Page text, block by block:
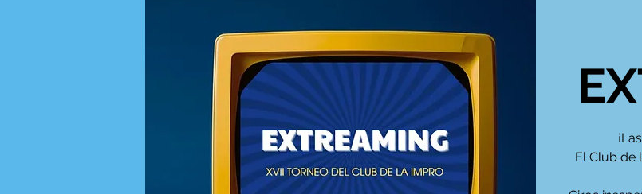
El Club de